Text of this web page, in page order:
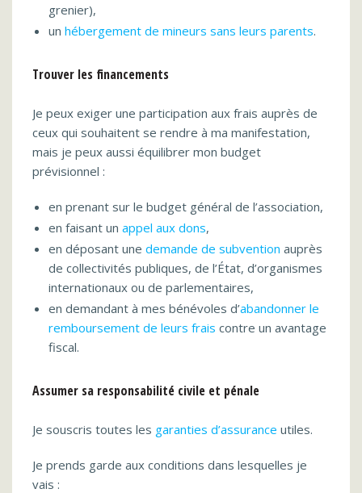
grenier),
un hébergement de mineurs sans leurs parents.
Trouver les financements
Je peux exiger une participation aux frais auprès de
ceux qui souhaitent se rendre à ma manifestation,
mais je peux aussi équilibrer mon budget
prévisionnel :
en prenant sur le budget général de l’association,
en faisant un appel aux dons,
en déposant une demande de subvention auprès
de collectivités publiques, de l’État, d’organismes
internationaux ou de parlementaires,
en demandant à mes bénévoles d’abandonner le
remboursement de leurs frais contre un avantage
fiscal.
Assumer sa responsabilité civile et pénale
Je souscris toutes les garanties d’assurance utiles.
Je prends garde aux conditions dans lesquelles je
vais :